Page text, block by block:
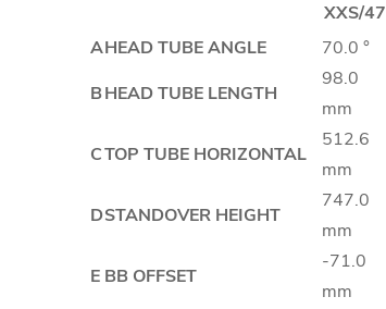
XXS/47
AHEAD TUBE ANGLE 70.0 °
BHEAD TUBE LENGTH
98.0
mm
CTOP TUBE HORIZONTAL
512.6
mm
DSTANDOVER HEIGHT
747.0
mm
E BB OFFSET
-71.0
mm